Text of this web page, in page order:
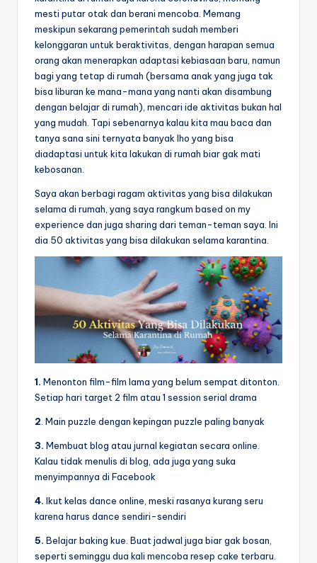
mesti putar otak dan berani mencoba. Memang
meskipun sekarang pemerintah sudah memberi
kelonggaran untuk beraktivitas, dengan harapan semua
orang akan menerapkan adaptasi kebiasaan baru, namun
bagi yang tetap di rumah (bersama anak yang juga tak
bisa liburan ke mana-mana yang nanti akan disambung
dengan belajar di rumah), mencari ide aktivitas bukan hal
yang mudah. Tapi sebenarnya kalau kita mau baca dan
tanya sana sini ternyata banyak lho yang bisa
diadaptasi untuk kita lakukan di rumah biar gak mati
kebosanan.
Saya akan berbagi ragam aktivitas yang bisa dilakukan
selama di rumah, yang saya rangkum based on my
experience dan juga sharing dari teman-teman saya. Ini
dia 50 aktivitas yang bisa dilakukan selama karantina.
1. Menonton film-film lama yang belum sempat ditonton.
Setiap hari target 2 film atau 1 session serial drama
2 . Main puzzle dengan kepingan puzzle paling banyak
3. Membuat blog atau jurnal kegiatan secara online.
Kalau tidak menulis di blog, ada juga yang suka
menyimpannya di Facebook
4. Ikut kelas dance online, meski rasanya kurang seru
karena harus dance sendiri-sendiri
5. Belajar baking kue. Buat jadwal juga biar gak bosan,
seperti seminggu dua kali mencoba resep cake terbaru.